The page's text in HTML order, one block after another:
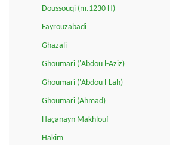
Doussouqi (m.1230 H)
Fayrouzabadi
Ghazali
Ghoumari ('Abdou l-Aziz)
Ghoumari ('Abdou l-Lah)
Ghoumari (Ahmad)
Haçanayn Makhlouf
Hakim